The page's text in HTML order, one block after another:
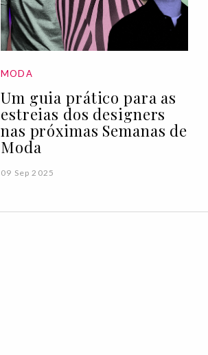
MODA
Um guia prático para as
estreias dos designers
nas próximas Semanas de
Moda
09 Sep 2025